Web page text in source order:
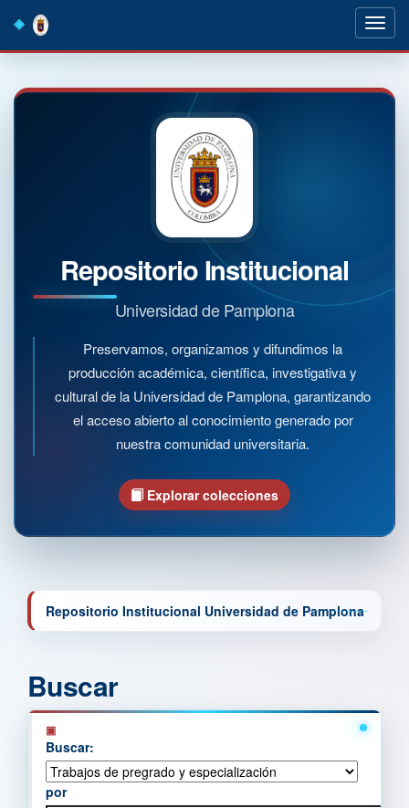
navigation
Repositorio Institucional
Universidad de Pamplona
Preservamos, organizamos y difundimos la
producción académica, científica, investigativa y
cultural de la Universidad de Pamplona, garantizando
el acceso abierto al conocimiento generado por
nuestra comunidad universitaria.
Explorar colecciones
Repositorio Institucional Universidad de Pamplona
Buscar
Buscar:
por